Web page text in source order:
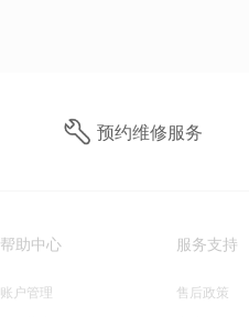
预约维修服务
帮助中心
账户管理
服务支持
售后政策